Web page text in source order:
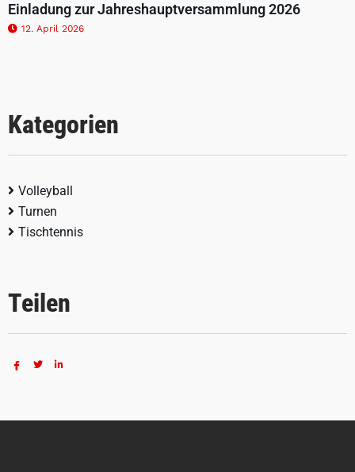
Einladung zur Jahreshauptversammlung 2026
12. April 2026
Kategorien
Volleyball
Turnen
Tischtennis
Teilen